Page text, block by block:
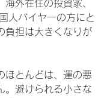
海外在住の投資家、
人バイヤーの方にと
負担は大きくなりが
ほとんどは、運の悪
。避けられる小さな